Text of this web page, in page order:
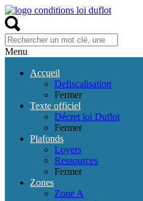
Menu
Accueil
Defiscalisation
Fermer
Texte officiel
Décret loi Duflot
Fermer
Plafonds
Loyers
Ressources
Fermer
Zones
Zone A